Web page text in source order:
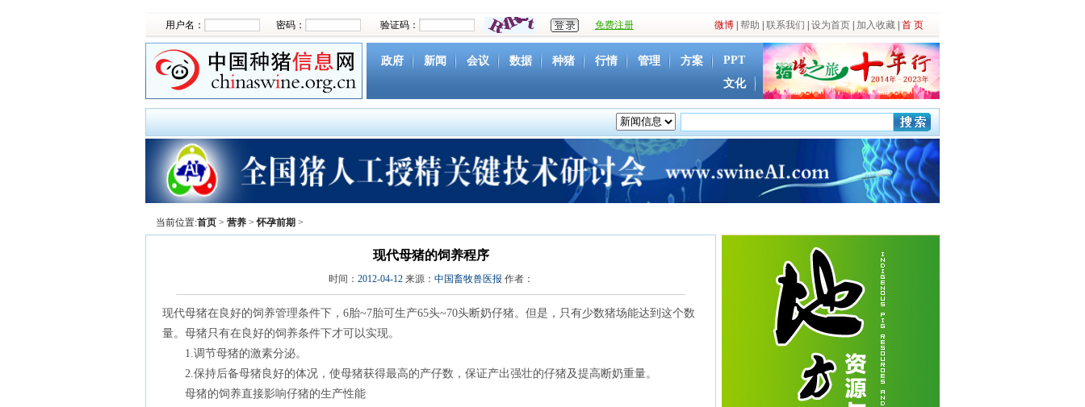
用户名： 密码： 验证码： 免费注册 微博 帮助 联系我们 设为首页 加入收藏 首 页
政府 新闻 会议 数据 种猪 行情 管理 方案
PPT
文化
资源
社团 下载 育种 营养 环境 猪病 视频
当前位置:首页 > 营养 >怀孕前期 >
现代母猪的饲养程序
时间： 2012-04-12来源： 中国畜牧兽医报 作者：
现代母猪在良好的饲养管理条件下，6胎~7胎可生产65头~70头断奶仔猪。但是，只有少数猪场能达到这个数
量。母猪只有在良好的饲养条件下才可以实现。
1.调节母猪的激素分泌。
2.保持后备母猪良好的体况，使母猪获得最高的产仔数，保证产出强壮的仔猪及提高断奶重量。
母猪的饲养直接影响仔猪的生产性能